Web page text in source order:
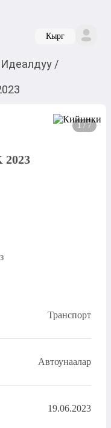
Кырг
Идеалдуу /
1 / 7
2023
Транспорт
Автоунаалар
19.06.2023